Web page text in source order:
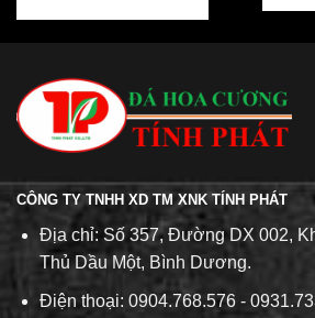
CÔNG TY TNHH XD TM XNK TÍNH PHÁT
Địa chỉ: Số 357, Đường DX 002,
Thủ Dầu Một, Bình Dương.
Điện thoại: 0904.768.576 -